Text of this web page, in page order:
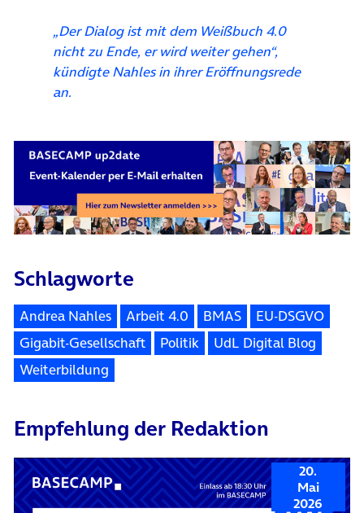
„Der Dialog ist mit dem Weißbuch 4.0
nicht zu Ende, er wird weiter gehen“,
kündigte Nahles in ihrer Eröffnungsrede
an.
Schlagworte
Andrea Nahles Arbeit 4.0 BMAS
EU-DSGVO
Gigabit-Gesellschaft
Politik
UdL Digital Blog
Weiterbildung
Empfehlung der Redaktion
20.
Mai
2026